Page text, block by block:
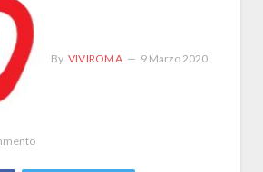
By VIVIROMA 9 Marzo 2020